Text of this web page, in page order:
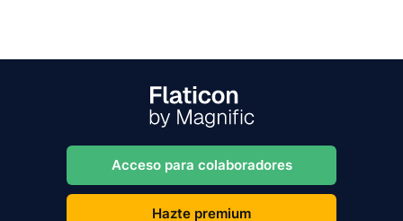
Acceso para colaboradores
Hazte premium